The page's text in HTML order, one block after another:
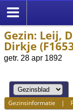
Gezin: Leij,
Dirkje
getr. 28 apr 1892
Gezinsinformatie |